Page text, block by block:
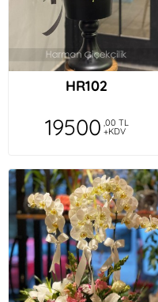
HR102
19500 ,00 TL
+KDV